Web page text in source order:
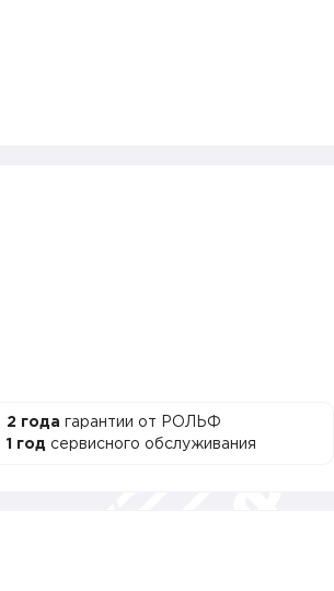
2 года гарантии от РОЛЬФ
1 год сервисного обслуживания